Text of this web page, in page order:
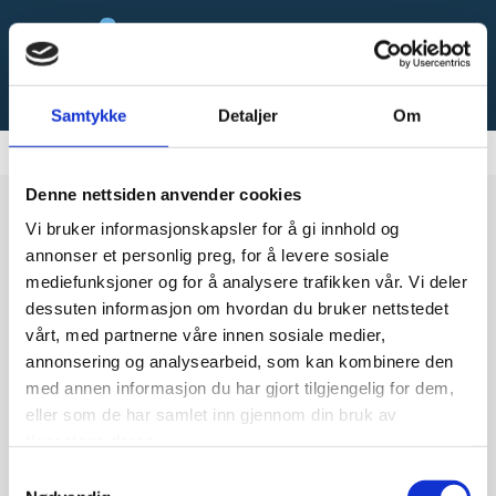
Samtykke Detaljer Om
Denne nettsiden anvender cookies
Vi bruker informasjonskapsler for å gi innhold og
annonser et personlig preg, for å levere sosiale
mediefunksjoner og for å analysere trafikken vår. Vi deler
dessuten informasjon om hvordan du bruker nettstedet
vårt, med partnerne våre innen sosiale medier,
annonsering og analysearbeid, som kan kombinere den
med annen informasjon du har gjort tilgjengelig for dem,
eller som de har samlet inn gjennom din bruk av